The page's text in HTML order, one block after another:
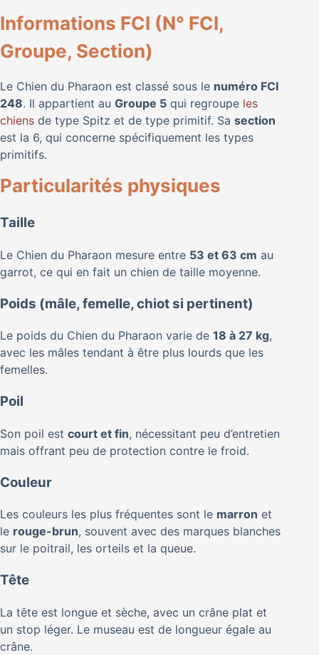
Informations FCI (N° FCI,
Groupe, Section)
Le Chien du Pharaon est classé sous le numéro FCI
248. Il appartient au Groupe 5 qui regroupe les
chiens de type Spitz et de type primitif. Sa section
est la 6, qui concerne spécifiquement les types
primitifs.
Particularités physiques
Taille
Le Chien du Pharaon mesure entre 53 et 63 cm au
garrot, ce qui en fait un chien de taille moyenne.
Poids (mâle, femelle, chiot si pertinent)
Le poids du Chien du Pharaon varie de 18 à 27 kg,
avec les mâles tendant à être plus lourds que les
femelles.
Poil
Son poil est court et fin, nécessitant peu d’entretien
mais offrant peu de protection contre le froid.
Couleur
Les couleurs les plus fréquentes sont le marron et
le rouge-brun, souvent avec des marques blanches
sur le poitrail, les orteils et la queue.
Tête
La tête est longue et sèche, avec un crâne plat et
un stop léger. Le museau est de longueur égale au
crâne.